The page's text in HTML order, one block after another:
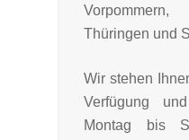
Thüringen und
Wir stehen
Verfügung
Montag bis